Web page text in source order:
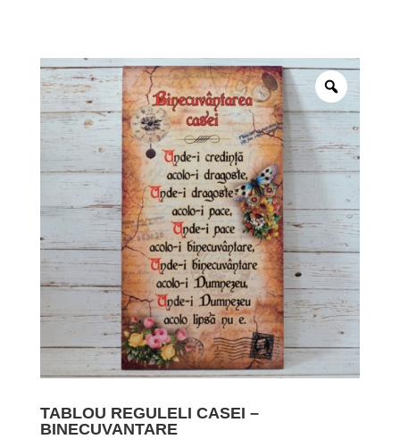
TABLOU REGULELI CASEI –
BINECUVANTARE